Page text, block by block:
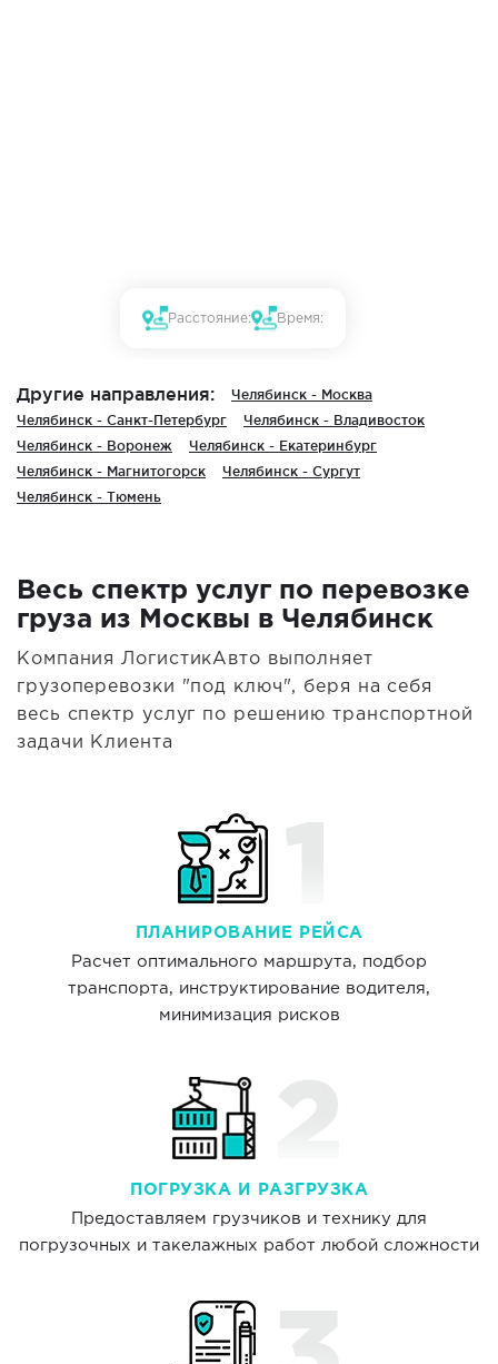
Расстояние: Время:
Другие направления:
Челябинск - Москва
Челябинск - Санкт-Петербург
Челябинск - Владивосток
Челябинск - Воронеж
Челябинск - Екатеринбург
Челябинск - Магнитогорск
Челябинск - Сургут
Челябинск - Тюмень
Весь спектр услуг по перевозке
груза из Москвы в Челябинск
Компания ЛогистикАвто выполняет
грузоперевозки "под ключ", беря на себя
весь спектр услуг по решению транспортной
задачи Клиента
ПЛАНИРОВАНИЕ РЕЙСА
Расчет оптимального маршрута, подбор
транспорта, инструктирование водителя,
минимизация рисков
ПОГРУЗКА И РАЗГРУЗКА
Предоставляем грузчиков и технику для
погрузочных и такелажных работ любой сложности